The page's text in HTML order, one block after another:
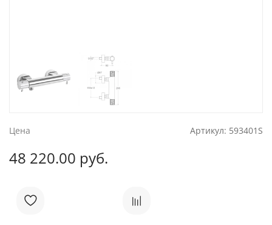
Цена Артикул: 593401S
48 220.00 руб.